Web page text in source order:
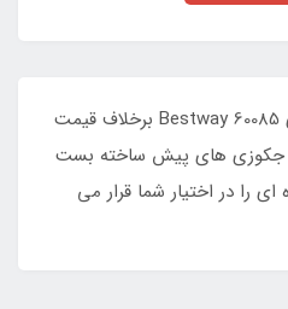
جکوزی بادی ارزان بست وی Bestway 60085 برخلاف قیمت
جکوزی های پیش ساخته بست
ای را در اختیار شما قرار می